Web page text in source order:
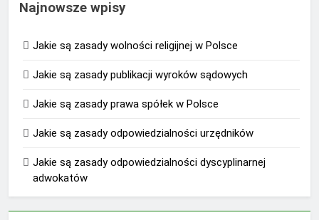
Najnowsze wpisy
Jakie są zasady wolności religijnej w Polsce
Jakie są zasady publikacji wyroków sądowych
Jakie są zasady prawa spółek w Polsce
Jakie są zasady odpowiedzialności urzędników
Jakie są zasady odpowiedzialności dyscyplinarnej
adwokatów